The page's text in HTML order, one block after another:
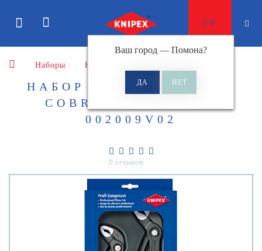
Ваш город — Помона?
0
Наборы Наборы инструментов Cobra
НАБОР ИНСТРУМЕНТОВ
COBRA KNIPEX KN-
002009V02
0 отзывов